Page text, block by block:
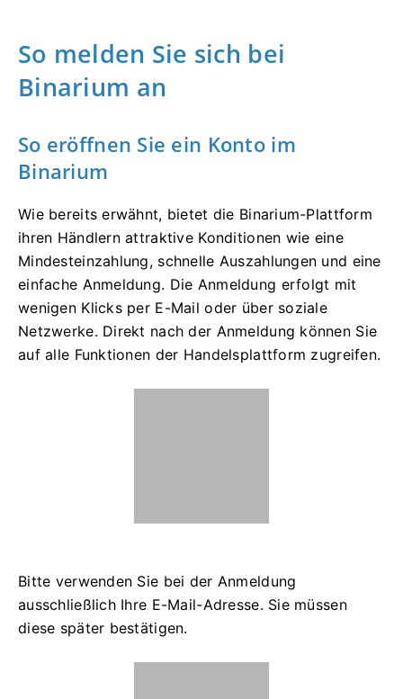
So melden Sie sich bei
Binarium an
So eröffnen Sie ein Konto im
Binarium
Wie bereits erwähnt, bietet die Binarium-Plattform
ihren Händlern attraktive Konditionen wie eine
Mindesteinzahlung, schnelle Auszahlungen und eine
einfache Anmeldung. Die Anmeldung erfolgt mit
wenigen Klicks per E-Mail oder über soziale
Netzwerke. Direkt nach der Anmeldung können Sie
auf alle Funktionen der Handelsplattform zugreifen.
Bitte verwenden Sie bei der Anmeldung
ausschließlich Ihre E-Mail-Adresse. Sie müssen
diese später bestätigen.